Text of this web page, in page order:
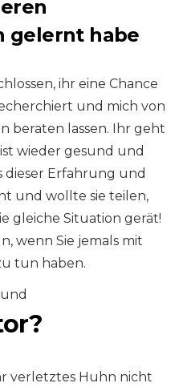
gelernt habe
ihr eine Chance
und mich von
beraten lassen. Ihr geht
wieder gesund und
dieser Erfahrung und
und wollte sie teilen,
gleiche Situation gerät!
wenn Sie jemals mit
tun haben.
verletztes Huhn nicht